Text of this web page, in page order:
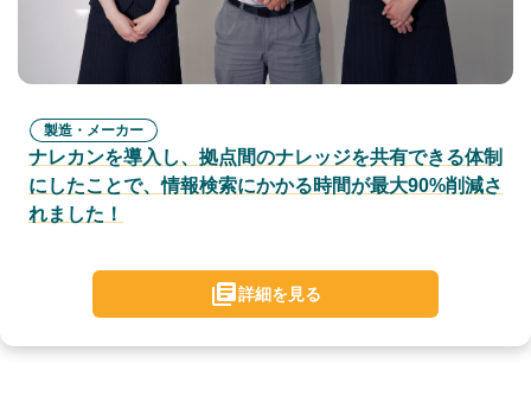
製造・メーカー
ナレカンを導入し、拠点間のナレッジを共有できる体制
にしたことで、情報検索にかかる時間が最大90%削減さ
れました！
詳細を見る